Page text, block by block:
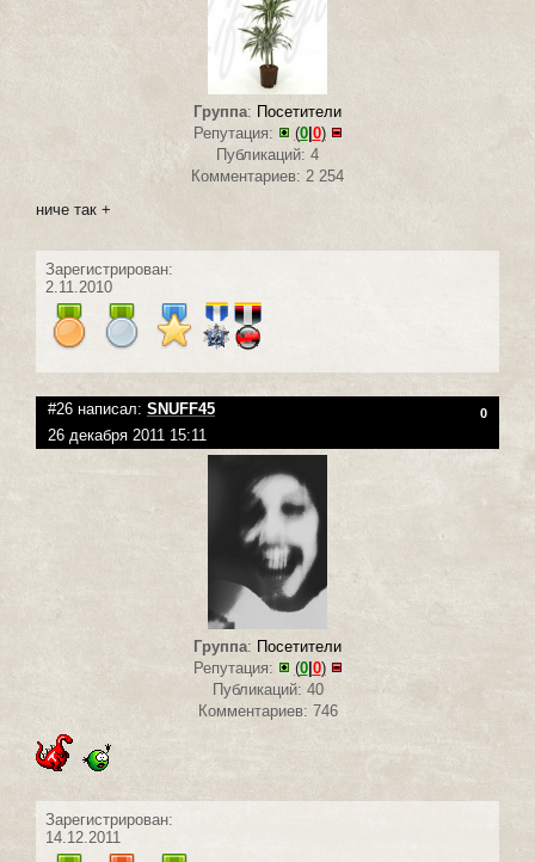
Группа: Посетители
Репутация:
(0| 0)
Публикаций: 4
Комментариев: 2 254
ниче так +
Зарегистрирован:
2.11.2010
#26 написал: SNUFF45 0
26 декабря 2011 15:11
Группа: Посетители
Репутация:
(0| 0)
Публикаций: 40
Комментариев: 746
Зарегистрирован:
14.12.2011